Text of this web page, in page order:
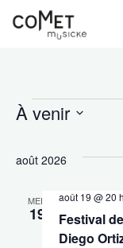
À venir
une
août 2026
MER
19
Festival
Diego
août 19 @ 20